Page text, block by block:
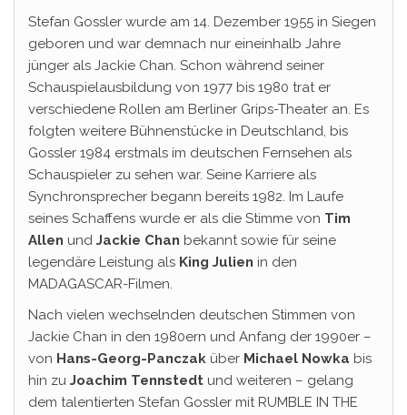
Stefan Gossler wurde am 14. Dezember 1955 in Siegen
geboren und war demnach nur eineinhalb Jahre
jünger als Jackie Chan. Schon während seiner
Schauspielausbildung von 1977 bis 1980 trat er
verschiedene Rollen am Berliner Grips-Theater an. Es
folgten weitere Bühnenstücke in Deutschland, bis
Gossler 1984 erstmals im deutschen Fernsehen als
Schauspieler zu sehen war. Seine Karriere als
Synchronsprecher begann bereits 1982. Im Laufe
seines Schaffens wurde er als die Stimme von Tim
Allen und Jackie Chan bekannt sowie für seine
legendäre Leistung als King Julien in den
MADAGASCAR-Filmen.
Nach vielen wechselnden deutschen Stimmen von
Jackie Chan in den 1980ern und Anfang der 1990er –
von Hans-Georg-Panczak über Michael Nowka bis
hin zu Joachim Tennstedt und weiteren – gelang
dem talentierten Stefan Gossler mit RUMBLE IN THE